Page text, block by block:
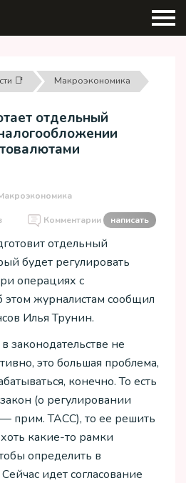
📑 Макроэкономика
отдельный
Комментарии написать
отдельный
будет регулировать
операциях с
этом журналистам сообщил
Илья Трунин.
законодательстве не
это большая проблема,
конечно. То есть
(о регулировании
прим. ТАСС), то ее решить
какие-то рамки
определить в
идет согласование